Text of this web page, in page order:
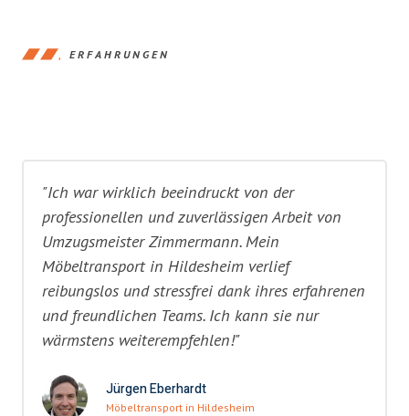
ERFAHRUNGEN
"Ich war wirklich beeindruckt von der
professionellen und zuverlässigen Arbeit von
Umzugsmeister Zimmermann. Mein
Möbeltransport in Hildesheim verlief
reibungslos und stressfrei dank ihres erfahrenen
und freundlichen Teams. Ich kann sie nur
wärmstens weiterempfehlen!"
Jürgen Eberhardt
Möbeltransport in Hildesheim